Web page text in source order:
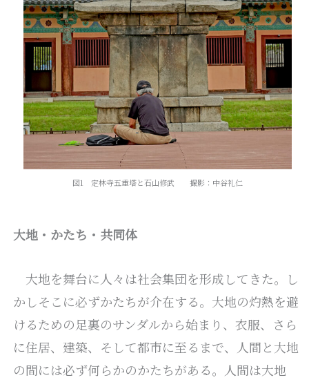
図1 定林寺五重塔と石山修武 撮影：中谷礼仁
大地・かたち・共同体
大地を舞台に人々は社会集団を形成してきた。し
かしそこに必ずかたちが介在する。大地の灼熱を避
けるための足裏のサンダルから始まり、衣服、さら
に住居、建築、そして都市に至るまで、人間と大地
の間には必ず何らかのかたちがある。人間は大地